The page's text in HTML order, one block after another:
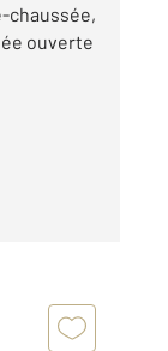
chaussée,
ouverte